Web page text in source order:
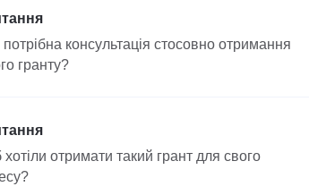
консультація стосовно отримання
гранту?
хотіли отримати такий грант для свого